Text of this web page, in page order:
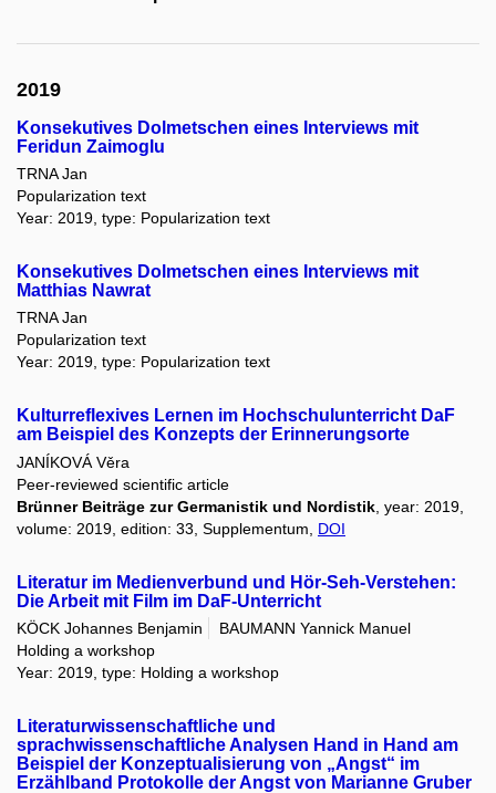
2019
Konsekutives Dolmetschen eines Interviews mit
Feridun Zaimoglu
TRNA Jan
Popularization text
Year: 2019, type: Popularization text
Konsekutives Dolmetschen eines Interviews mit
Matthias Nawrat
TRNA Jan
Popularization text
Year: 2019, type: Popularization text
Kulturreflexives Lernen im Hochschulunterricht DaF
am Beispiel des Konzepts der Erinnerungsorte
JANÍKOVÁ Věra
Peer-reviewed scientific article
Brünner Beiträge zur Germanistik und Nordistik , year: 2019,
volume: 2019, edition: 33, Supplementum, DOI
Literatur im Medienverbund und Hör-Seh-Verstehen:
Die Arbeit mit Film im DaF-Unterricht
KÖCK Johannes Benjamin
BAUMANN Yannick Manuel
Holding a workshop
Year: 2019, type: Holding a workshop
Literaturwissenschaftliche und
sprachwissenschaftliche Analysen Hand in Hand am
Beispiel der Konzeptualisierung von „Angst“ im
Erzählband Protokolle der Angst von Marianne Gruber